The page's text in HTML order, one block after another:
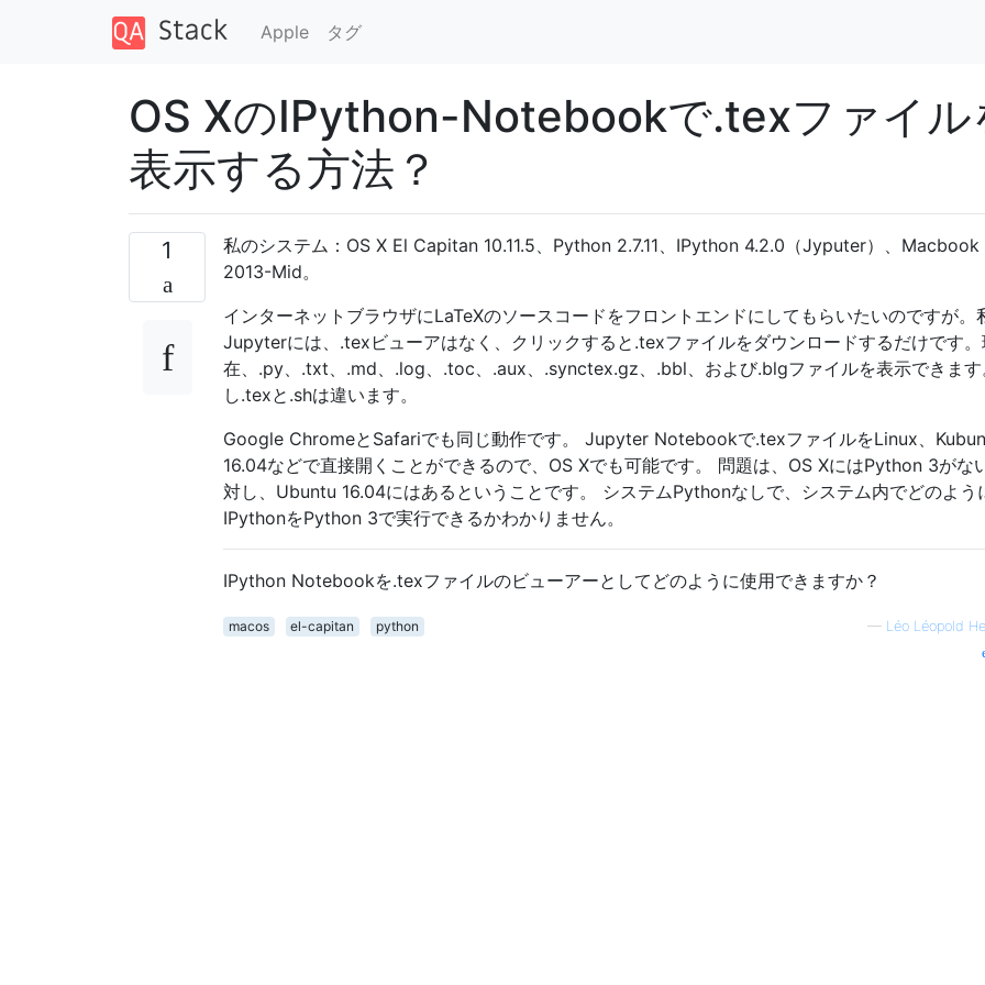
Apple タグ
OS XのIPython-Notebookで.texファイル
表示する方法？
1
私のシステム：OS X El Capitan 10.11.5、Python 2.7.11、IPython 4.2.0（Jyputer）、
2013-Mid。
インターネットブラウザにLaTeXのソースコードをフロントエンドにしてもらいたいのですが。
Jupyterには、.texビューアはなく、クリックすると.texファイルをダウンロードするだけです。
在、.py、.txt、.md、.log、.toc、.aux、.synctex.gz、.bbl、および.blgファイルを表示できます
し.texと.shは違います。
Google ChromeとSafariでも同じ動作です。 Jupyter Notebookで.texファイルをLinux、
16.04などで直接開くことができるので、OS Xでも可能です。 問題は、OS XにはPython 3がな
対し、Ubuntu 16.04にはあるということです。 システムPythonなしで、システム内でどのよう
IPythonをPython 3で実行できるかわかりません。
IPython Notebookを.texファイルのビューアーとしてどのように使用できますか？
macos el-capitan python — Léo Léopold